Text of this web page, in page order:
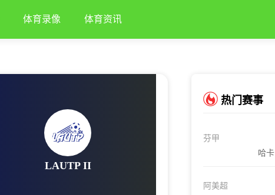
体育录像 体育资讯
LAUTP II
热门赛事
芬甲
哈卡
阿美超